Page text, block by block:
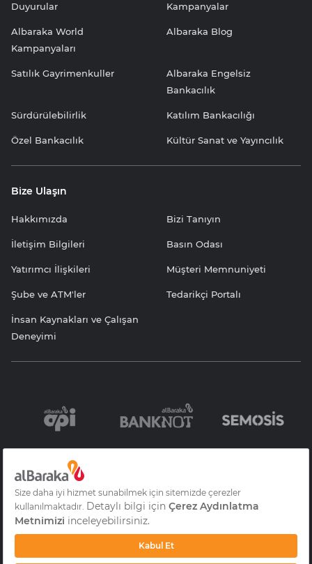
Duyurular Kampanyalar
Albaraka World
Kampanyaları
Albaraka Blog
Satılık Gayrimenkuller
Albaraka Engelsiz
Bankacılık
Sürdürülebilirlik Katılım Bankacılığı
Özel Bankacılık Kültür Sanat ve Yayıncılık
Bize Ulaşın
Hakkımızda Bizi Tanıyın
İletişim Bilgileri Basın Odası
Yatırımcı İlişkileri Müşteri Memnuniyeti
Şube ve ATM'ler Tedarikçi Portalı
İnsan Kaynakları ve Çalışan
Deneyimi
Bilgi Toplumu
Hizmetleri
Sözleşme ve
Formlar
KVKK Aydınlatma
Metni